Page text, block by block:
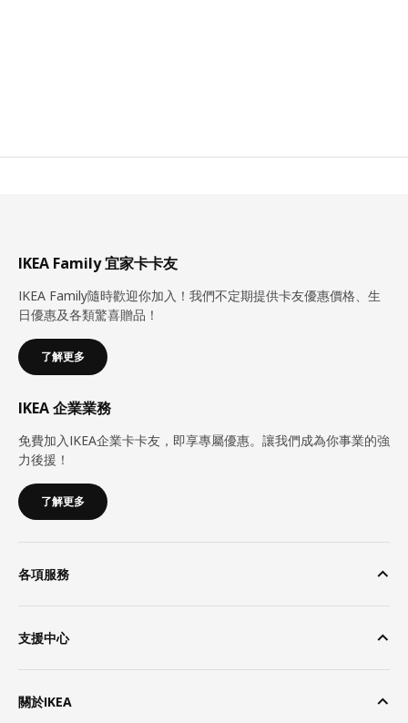
IKEA Family 宜家卡卡友
IKEA Family隨時歡迎你加入！我們不定期提供卡友優惠價格、生
日優惠及各類驚喜贈品！
了解更多
IKEA 企業業務
免費加入IKEA企業卡卡友，即享專屬優惠。讓我們成為你事業的強
力後援！
了解更多
各項服務
支援中心
關於IKEA